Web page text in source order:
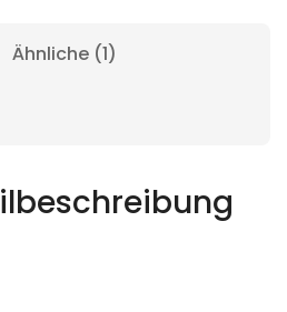
Ähnliche (1)